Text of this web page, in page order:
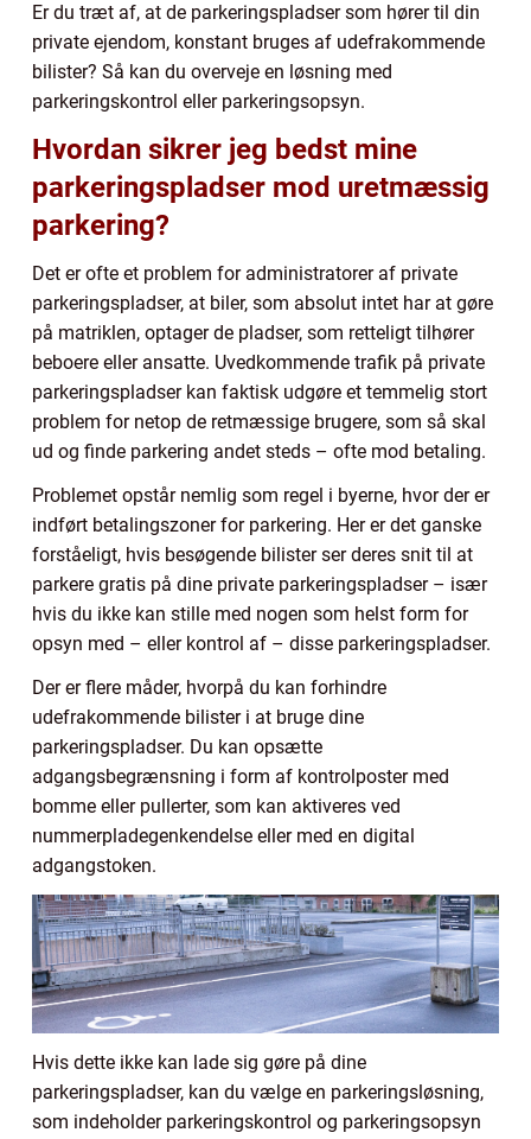
Er du træt af, at de parkeringspladser som hører til din
private ejendom, konstant bruges af udefrakommende
bilister? Så kan du overveje en løsning med
parkeringskontrol eller parkeringsopsyn.
Hvordan sikrer jeg bedst mine
parkeringspladser mod uretmæssig
parkering?
Det er ofte et problem for administratorer af private
parkeringspladser, at biler, som absolut intet har at gøre
på matriklen, optager de pladser, som retteligt tilhører
beboere eller ansatte. Uvedkommende trafik på private
parkeringspladser kan faktisk udgøre et temmelig stort
problem for netop de retmæssige brugere, som så skal
ud og finde parkering andet steds – ofte mod betaling.
Problemet opstår nemlig som regel i byerne, hvor der er
indført betalingszoner for parkering. Her er det ganske
forståeligt, hvis besøgende bilister ser deres snit til at
parkere gratis på dine private parkeringspladser – især
hvis du ikke kan stille med nogen som helst form for
opsyn med – eller kontrol af – disse parkeringspladser.
Der er flere måder, hvorpå du kan forhindre
udefrakommende bilister i at bruge dine
parkeringspladser. Du kan opsætte
adgangsbegrænsning i form af kontrolposter med
bomme eller pullerter, som kan aktiveres ved
nummerpladegenkendelse eller med en digital
adgangstoken.
Hvis dette ikke kan lade sig gøre på dine
parkeringspladser, kan du vælge en parkeringsløsning,
som indeholder parkeringskontrol og parkeringsopsyn